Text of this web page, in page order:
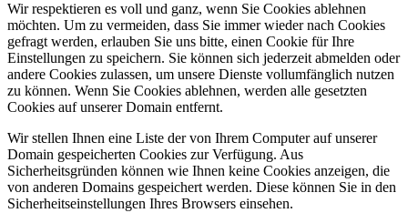
Wir respektieren es voll und ganz, wenn Sie Cookies ablehnen
möchten. Um zu vermeiden, dass Sie immer wieder nach Cookies
gefragt werden, erlauben Sie uns bitte, einen Cookie für Ihre
Einstellungen zu speichern. Sie können sich jederzeit abmelden oder
andere Cookies zulassen, um unsere Dienste vollumfänglich nutzen
zu können. Wenn Sie Cookies ablehnen, werden alle gesetzten
Cookies auf unserer Domain entfernt.
Wir stellen Ihnen eine Liste der von Ihrem Computer auf unserer
Domain gespeicherten Cookies zur Verfügung. Aus
Sicherheitsgründen können wie Ihnen keine Cookies anzeigen, die
von anderen Domains gespeichert werden. Diese können Sie in den
Sicherheitseinstellungen Ihres Browsers einsehen.